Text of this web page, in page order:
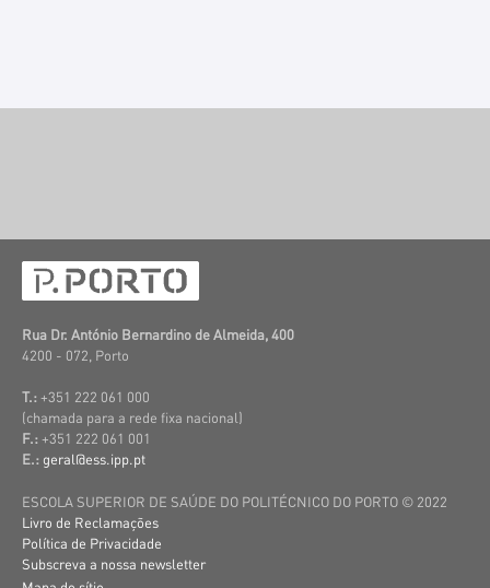
Rua Dr. António Bernardino de Almeida, 400
4200 - 072, Porto
T.: +351 222 061 000
(chamada para a rede fixa nacional)
F.: +351 222 061 001
E.: geral@ess.ipp.pt
ESCOLA SUPERIOR DE SAÚDE DO POLITÉCNICO DO PORTO © 2022
Livro de Reclamações
Política de Privacidade
Subscreva a nossa newsletter